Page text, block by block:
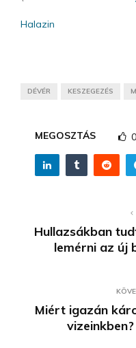
Halazin
DÉVÉR KESZEGEZÉS
MEGOSZTÁS 0
Hullazsákban
lemérni az új
Miért igazán